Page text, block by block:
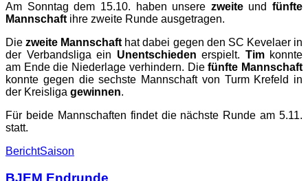
Am Sonntag dem 15.10. haben unsere zweiteund fünfte
Mannschaft ihre zweite Runde ausgetragen.
Diezweite Mannschaft hat dabei gegen den SC Kevelaer in
der Verbandsliga ein Unentschieden erspielt. Timkonnte
am Ende die Niederlage verhindern. Diefünfte Mannschaft
konnte gegen die sechste Mannschaft von Turm Krefeld in
der Kreisliga gewinnen.
Für beide Mannschaften findet die nächste Runde am 5.11.
statt.
Kategorien
BerichtSchlagworte
Saison
BJEM Endrunde